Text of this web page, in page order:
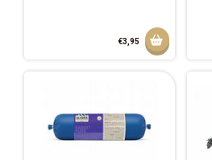
€3,95 Aan